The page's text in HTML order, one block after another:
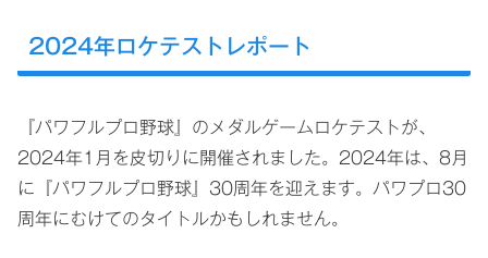
2024年ロケテストレポート
『パワフルプロ野球』のメダルゲームロケテストが、
2024年1月を皮切りに開催されました。2024年は、8月
に『パワフルプロ野球』30周年を迎えます。パワプロ30
周年にむけてのタイトルかもしれません。